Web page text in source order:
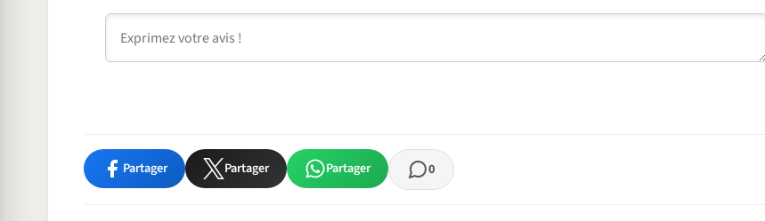
Commentaire
Partager Partager Partager 0